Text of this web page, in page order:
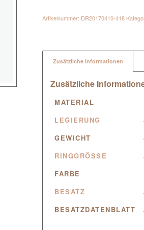
Artikelnummer: DR20170410-418
Zusätzliche Informationen
Zusätzliche
MATERIAL
LEGIERUNG
GEWICHT
RINGGRÖSSE
FARBE
BESATZ
BESATZDATENBLATT